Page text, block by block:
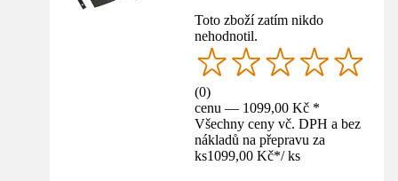
Toto zboží zatím nikdo
nehodnotil.
(0)
cenu — 1099,00 Kč *
Všechny ceny vč. DPH a bez
nákladů na přepravu za
ks1099,00 Kč*/ ks